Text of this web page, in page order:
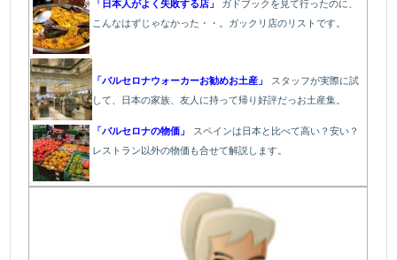
「日本人がよく失敗する店」 ガドブックを見て行ったのに、
こんなはずじゃなかった・・。ガックリ店のリストです。
「バルセロナウォーカーお勧めお土産」
スタッフが実際に試
して、日本の家族、友人に持って帰り好評だっお土産集。
「バルセロナの物価」
スペインは日本と比べて高い？安い？
レストラン以外の物価も合せて解説します。